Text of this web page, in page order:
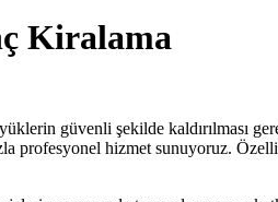
Kiralama
güvenli şekilde kaldırılması
hizmet sunuyoruz.